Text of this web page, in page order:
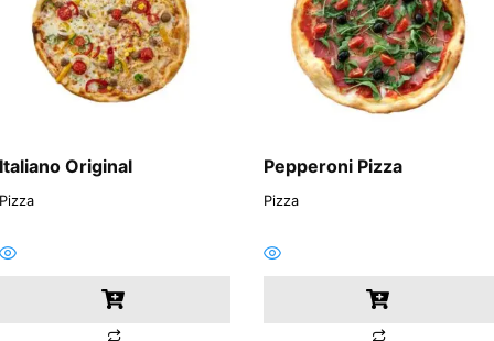
Italiano Original
Pizza
Pepperoni Pizza
Pizza